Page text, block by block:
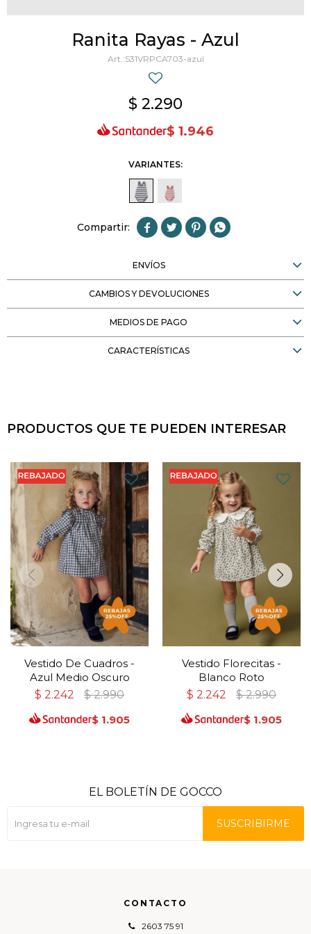
Ranita Rayas - Azul
S31VRPCA703-azul
$ 2.290
$ 1.946
VARIANTES:
   
ENVÍOS
CAMBIOS Y DEVOLUCIONES
MEDIOS DE PAGO
CARACTERÍSTICAS
PRODUCTOS QUE TE PUEDEN INTERESAR
Vestido De Cuadros -
Azul Medio Oscuro
$ 2.242 $ 2.990
$ 1.905
Vestido Florecitas -
Blanco Roto
$ 2.242 $ 2.990
$ 1.905
CONTACTO
2603 75 91
EL BOLETÍN DE GOCCO
SUSCRIBIRME